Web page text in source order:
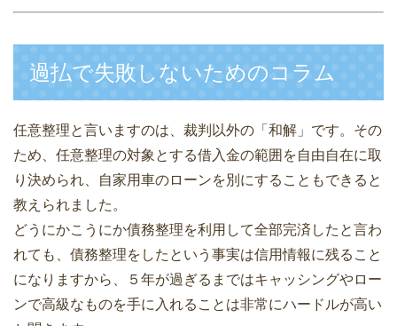
過払で失敗しないためのコラム
任意整理と言いますのは、裁判以外の「和解」です。その
ため、任意整理の対象とする借入金の範囲を自由自在に取
り決められ、自家用車のローンを別にすることもできると
教えられました。
どうにかこうにか債務整理を利用して全部完済したと言わ
れても、債務整理をしたという事実は信用情報に残ること
になりますから、５年が過ぎるまではキャッシングやロー
ンで高級なものを手に入れることは非常にハードルが高い